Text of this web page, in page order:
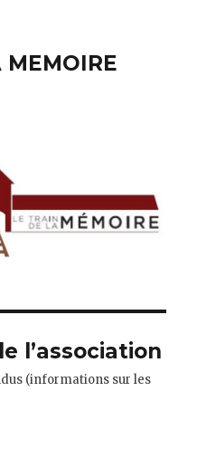
MEMOIRE
l’association
(informations sur les